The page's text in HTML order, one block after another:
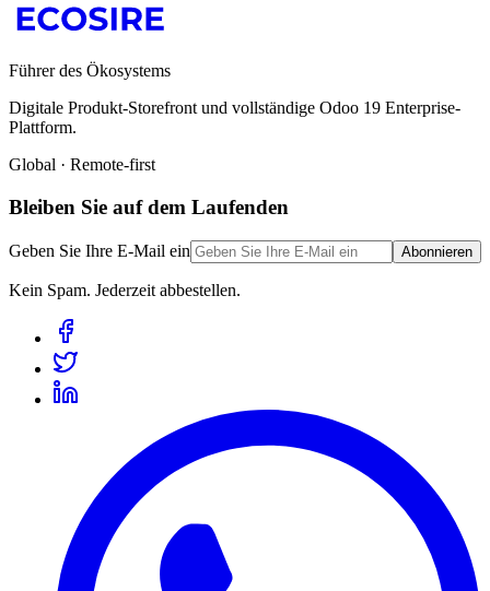
Führer des Ökosystems
Digitale Produkt-Storefront und vollständige Odoo 19 Enterprise-
Plattform.
Global · Remote-first
Bleiben Sie auf dem Laufenden
Geben Sie Ihre E-Mail ein Abonnieren
Kein Spam. Jederzeit abbestellen.